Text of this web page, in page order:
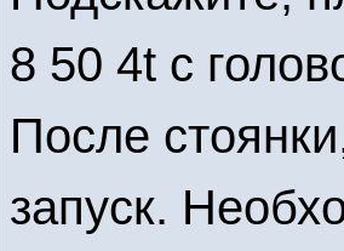
8 50 4t с
После
запуск.